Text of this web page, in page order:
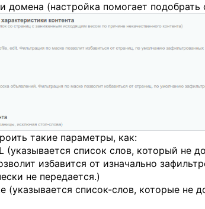
домена (настройка помогает
такие параметры, как:
(указывается список слов, который не
избавится от изначально
не передается.)
(указывается список-слов, которые не